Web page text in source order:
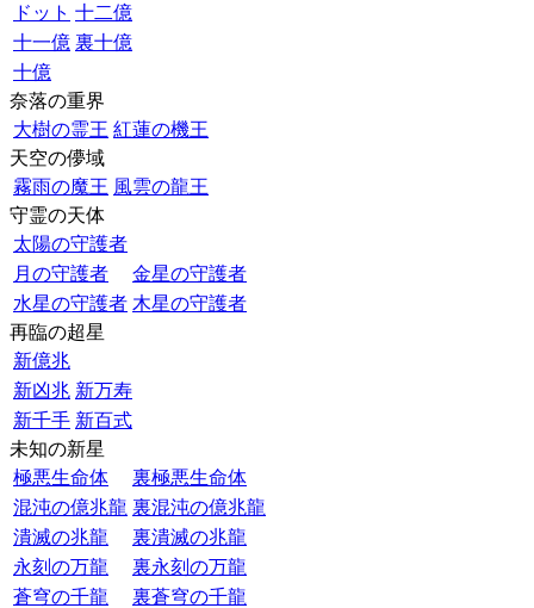
ドット 十二億
十一億 裏十億
十億
奈落の重界
大樹の霊王 紅蓮の機王
天空の儚域
霧雨の魔王 風雲の龍王
守霊の天体
太陽の守護者
月の守護者
金星の守護者
水星の守護者 木星の守護者
再臨の超星
新億兆
新凶兆 新万寿
新千手 新百式
未知の新星
極悪生命体
裏極悪生命体
混沌の億兆龍 裏混沌の億兆龍
潰滅の兆龍
裏潰滅の兆龍
永刻の万龍
裏永刻の万龍
蒼穹の千龍
裏蒼穹の千龍